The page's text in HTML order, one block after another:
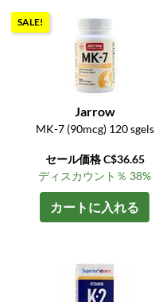
SALE!
Jarrow
MK-7 (90mcg) 120 sgels
セール価格 C$36.65
ディスカウント％ 38%
カートに入れる